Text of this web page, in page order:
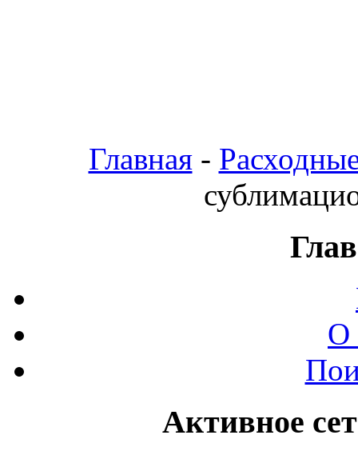
Главная-
О
Активное